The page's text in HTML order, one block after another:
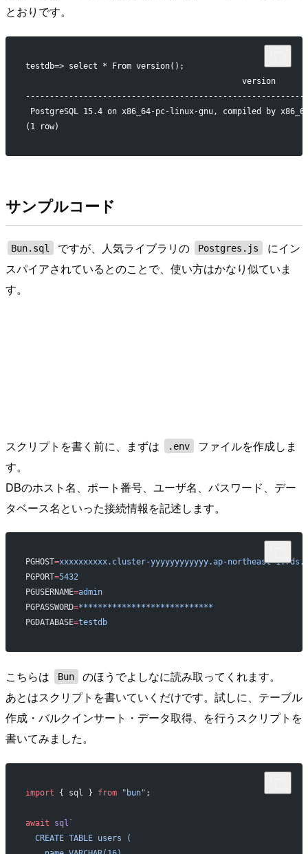
とおりです。
testdb=> select * From version();
                                             version
PostgreSQL 15.4 on x86_64-pc-linux-gnu, compiled by
(1 row)
サンプルコード
Bun.sql ですが、人気ライブラリの Postgres.js
にイン
スパイアされているとのことで、使い方はかなり似ていま
す。
スクリプトを書く前に、まずは .env
ファイルを作成しま
す。
DBのホスト名、ポート番号、ユーザ名、パスワード、デー
タベース名といった接続情報を記述します。
PGHOST=xxxxxxxxxx.cluster-yyyyyyyyyyyy.ap-northeast-
PGPORT=5432
PGUSERNAME=admin
PGPASSWORD=****************************
PGDATABASE=testdb
こちらは Bun
のほうでよしなに読み取ってくれます。
あとはスクリプトを書いていくだけです。試しに、テーブル
作成・バルクインサート・データ取得、を行うスクリプトを
書いてみました。
import { sql } from "bun" ;
await sql `
  CREATE TABLE users (